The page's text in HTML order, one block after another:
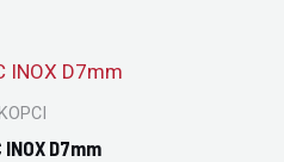
INOX D7mm